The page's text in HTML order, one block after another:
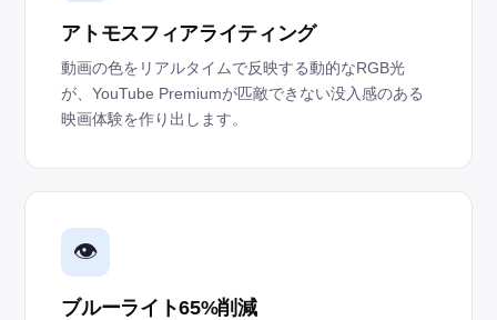
アトモスフィアライティング
動画の色をリアルタイムで反映する動的なRGB光
が、YouTube Premiumが匹敵できない没入感のある
映画体験を作り出します。
👁️
ブルーライト65%削減